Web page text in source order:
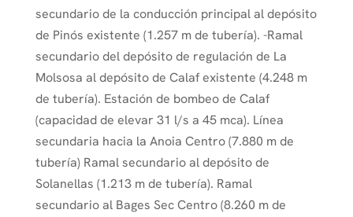
secundario de la conducción principal al depósito
de Pinós existente (1.257 m de tubería). -Ramal
secundario del depósito de regulación de La
Molsosa al depósito de Calaf existente (4.248 m
de tubería). Estación de bombeo de Calaf
(capacidad de elevar 31 l/s a 45 mca). Línea
secundaria hacia la Anoia Centro (7.880 m de
tubería) Ramal secundario al depósito de
Solanellas (1.213 m de tubería). Ramal
secundario al Bages Sec Centro (8.260 m de